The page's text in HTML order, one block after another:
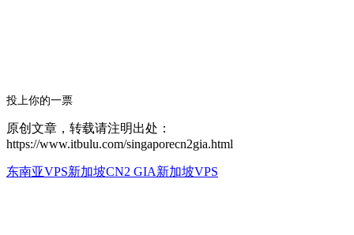
投上你的一票
原创文章，转载请注明出处：
https://www.itbulu.com/singaporecn2gia.html
东南亚VPS新加坡CN2 GIA新加坡VPS